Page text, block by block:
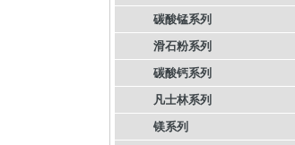
碳酸锰系列
滑石粉系列
碳酸钙系列
凡士林系列
镁系列